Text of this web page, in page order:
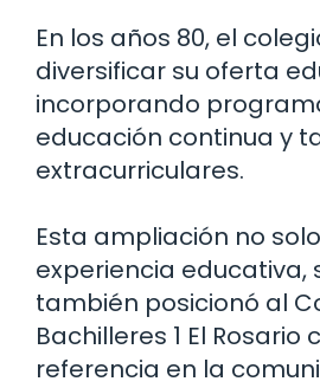
En los años 80, el
diversificar su oferta
incorporando
educación continua y
extracurriculares.
Esta ampliación no
experiencia educativa,
también posicionó al
Bachilleres 1 El Rosario
referencia en la